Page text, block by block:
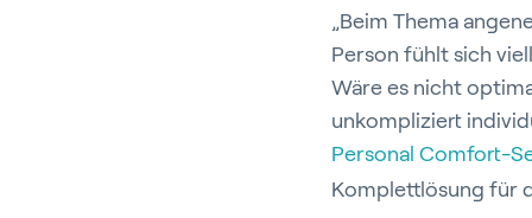
„Beim Thema
Person fühlt sich
Wäre es nicht
unkompliziert
Personal Comfort-
Komplettlösung für